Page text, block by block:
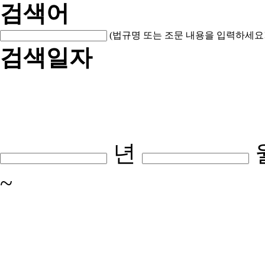
검색어
(법규명 또는 조문 내용을 입력하세
검색일자
년
~